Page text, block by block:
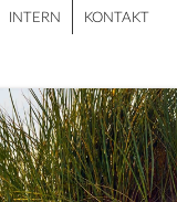
INTERN KONTAKT